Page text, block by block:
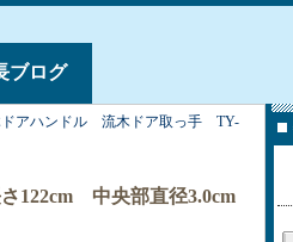
ブログ
アハンドル 流木ドア取っ手 TY-
122cm 中央部直径3.0cm